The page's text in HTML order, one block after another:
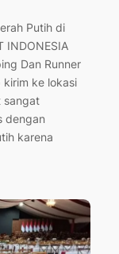
Putih di
INDONESIA
Dan Runner
kirim ke lokasi
sangat
dengan
karena